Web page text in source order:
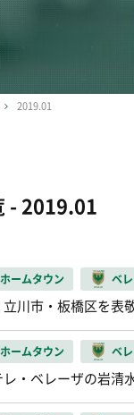
2019.01
- 2019.01
ホームタウン ベ
川市・板橋区を表
ホームタウン ベ
レ・ベレーザの岩